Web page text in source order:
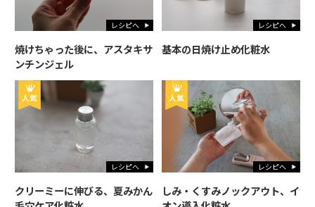
レシピへ
焼けちゃった後に、アスタキサ
ンチンジェル
レシピへ
基本の日焼け止め化粧水
レシピへ
クリーミーに伸びる、夏みかん
レシピへ
しみ・くすみノックアウト、イ